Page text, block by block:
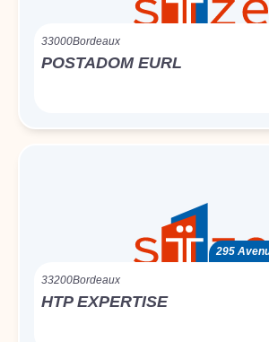
33000Bordeaux
POSTADOM EURL
295
33200Bordeaux
HTP EXPERTISE